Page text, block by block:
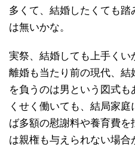
多くて、結婚したくても
は無いかな。
実祭、結婚しても上手くい
離婚も当たり前の現代、結
を負うのは男という図式
くせく働いても、結局家
ば多額の慰謝料や養育費
は親権も与えられない場